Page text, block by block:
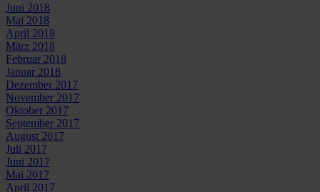
Juni 2018
Mai 2018
April 2018
März 2018
Februar 2018
Januar 2018
Dezember 2017
November 2017
Oktober 2017
September 2017
August 2017
Juli 2017
Juni 2017
Mai 2017
April 2017